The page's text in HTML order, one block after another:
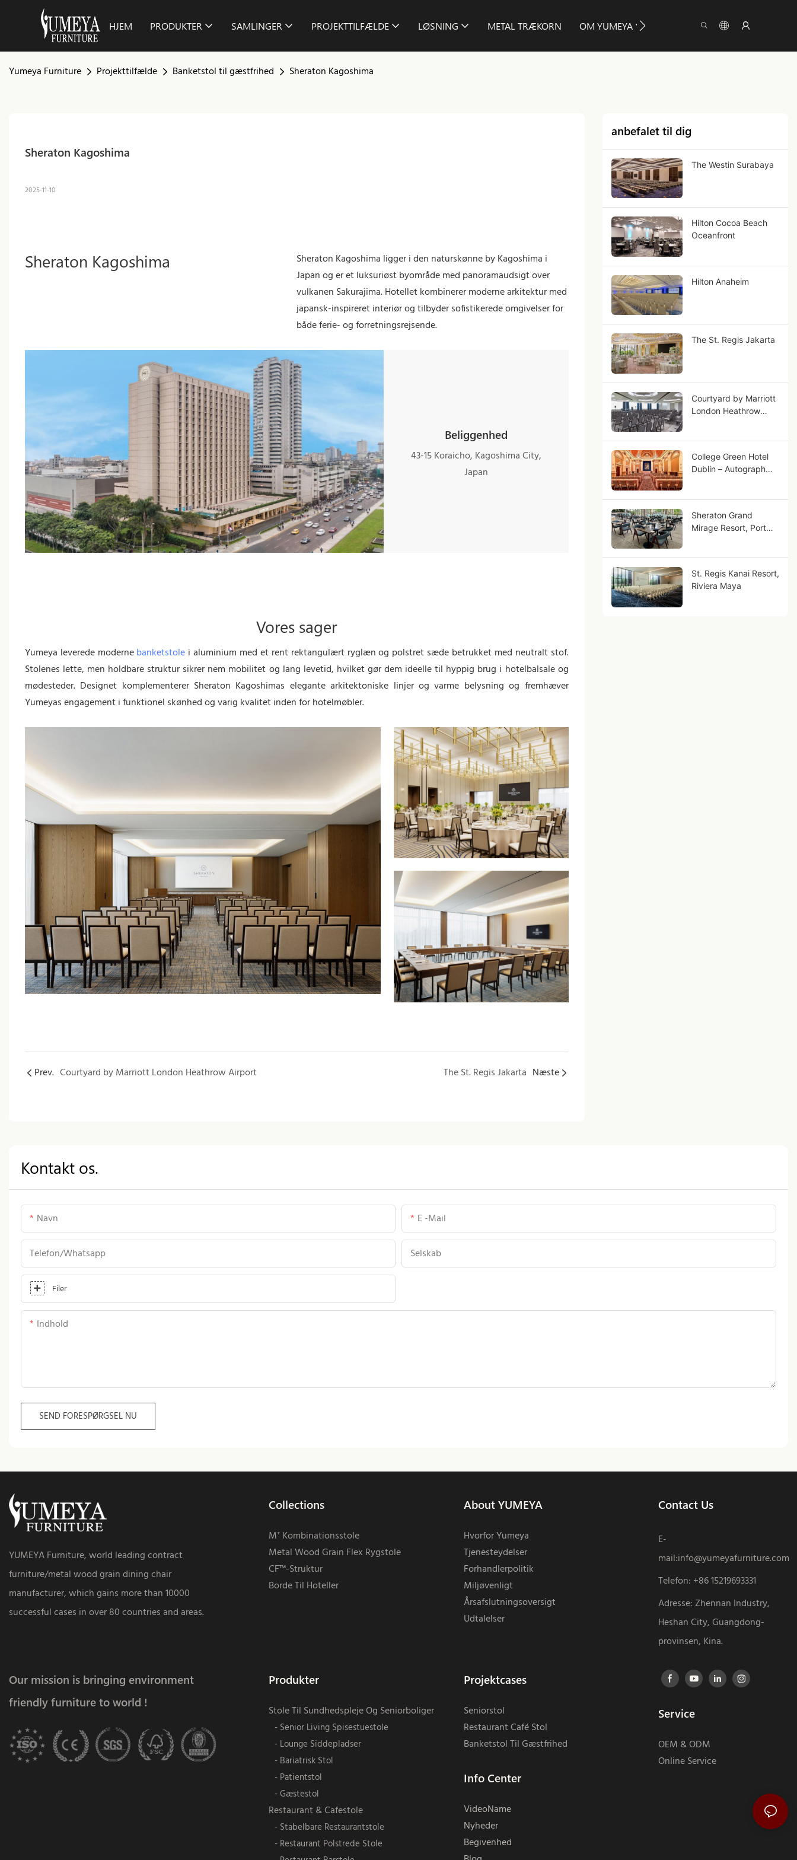
HJEM PRODUKTER SAMLINGER PROJEKTTILFÆLDE LØSNING METAL TRÆKORN OM YUMEYA KONTAKT OS.
Yumeya Furniture Projekttilfælde Banketstol til gæstfrihed Sheraton Kagoshima
Sheraton Kagoshima
2025-11-10
Sheraton Kagoshima
Sheraton Kagoshima ligger i den naturskønne by Kagoshima i
Japan og er et luksuriøst byområde med panoramaudsigt over
vulkanen Sakurajima. Hotellet kombinerer moderne arkitektur med
japansk-inspireret interiør og tilbyder sofistikerede omgivelser for
både ferie- og forretningsrejsende.
Beliggenhed
43-15 Koraicho, Kagoshima City,
Japan
Vores sager
Yumeya leverede modernebanketstole i aluminium med et rent rektangulært ryglæn og polstret sæde betrukket med neutralt stof.
Stolenes lette, men holdbare struktur sikrer nem mobilitet og lang levetid, hvilket gør dem ideelle til hyppig brug i hotelbalsale og
mødesteder. Designet komplementerer Sheraton Kagoshimas elegante arkitektoniske linjer og varme belysning og fremhæver
Yumeyas engagement i funktionel skønhed og varig kvalitet inden for hotelmøbler.
Prev. Courtyard by Marriott London Heathrow Airport The St. Regis Jakarta Næste
anbefalet til dig
The Westin Surabaya
Hilton Cocoa Beach
Oceanfront
Hilton Anaheim
The St. Regis Jakarta
Courtyard by Marriott
London Heathrow
College Green Hotel
Dublin – Autograph
Sheraton Grand
Mirage Resort, Port
St. Regis Kanai Resort,
Riviera Maya
Kontakt os.
Navn E -mail
Telefon/whatsapp Selskab
Filer
Indhold
SEND FORESPØRGSEL NU
YUMEYA Furniture, world leading contract
furniture/metal wood grain dining chair
manufacturer, which gains more than 10000
successful cases in over 80 countries and areas.
Collections
M⁺ Kombinationsstole
Metal Wood Grain Flex Rygstole
CF™-Struktur
Borde Til Hoteller
About YUMEYA
Hvorfor Yumeya
Tjenesteydelser
Forhandlerpolitik
Miljøvenligt
Årsafslutningsoversigt
Udtalelser
Contact Us
E-
mail:info@yumeyafurniture.com
Telefon: +86 15219693331
Adresse: Zhennan Industry,
Heshan City, Guangdong-
provinsen, Kina.
Our mission is bringing environment
friendly furniture to world !
Produkter
Stole Til Sundhedspleje Og Seniorboliger
- Senior Living Spisestuestole
- Lounge Siddepladser
- Bariatrisk Stol
- Patientstol
- Gæstestol
Restaurant & Cafestole
- Stabelbare Restaurantstole
- Restaurant Polstrede Stole
Projektcases
Seniorstol
Restaurant Café Stol
Banketstol Til Gæstfrihed
Info Center
VideoName
Nyheder
Begivenhed
Service
OEM & ODM
Online Service